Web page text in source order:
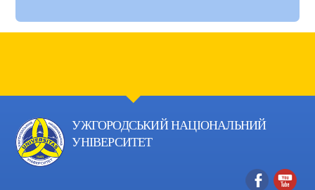
УЖГОРОДСЬКИЙ НАЦІОНАЛЬНИЙ
УНІВЕРСИТЕТ